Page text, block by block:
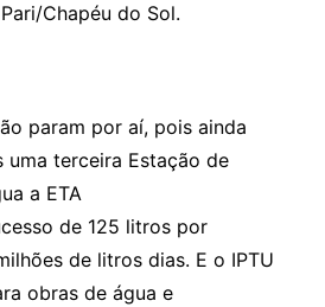
Chapéu do Sol.
param por aí, pois ainda
uma terceira Estação de
a ETA
de 125 litros por
de litros dias. E o IPTU
obras de água e